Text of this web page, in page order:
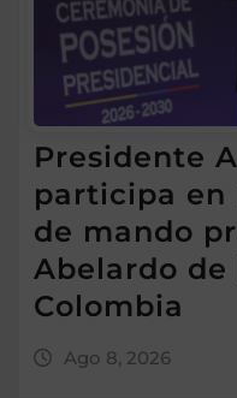
Presidente
participa en
de mando
Abelardo de
Colombia
Ago 8, 2026